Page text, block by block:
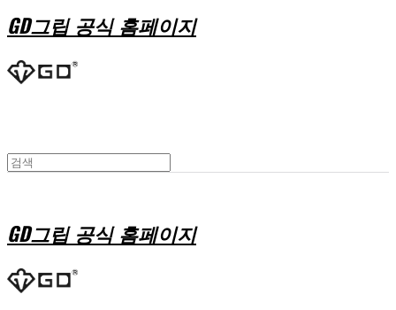
GD그립 공식 홈페이지
GD그립 공식 홈페이지